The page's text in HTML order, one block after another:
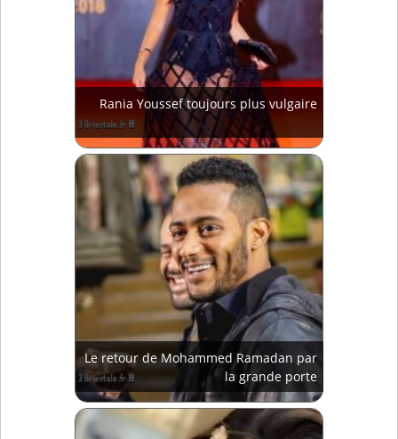
Rania Youssef toujours plus vulgaire
Le retour de Mohammed Ramadan par
la grande porte